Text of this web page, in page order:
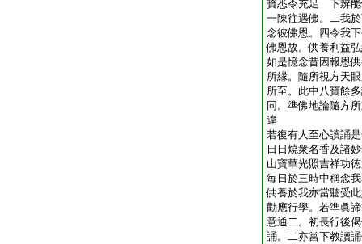
寶悉令充足 下辨能
一陳往遇佛。二我
念彼佛恩。四令我
佛恩故。供養利益
如是憶念昔因報恩
所縁。隨所視方天
所至。此中八寶餘
同。準佛地論隨方
違
若復有人至心讀誦
日日燒衆名香及諸
山寶華光照吉祥功
毎日於三時中稱念
供養於我亦當聽受
勸應行學。若準眞
意通二。初長行後
誦。二亦當下教讀